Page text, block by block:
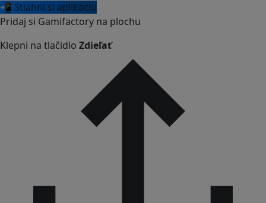
📲 Stiahni si aplikáciu
Pridaj si Gamifactory na plochu
Klepni na tlačidlo Zdieľať